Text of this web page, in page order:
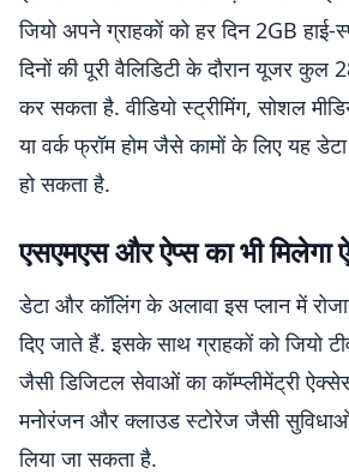
जियो अपने ग्राहकों को हर दिन 2GB हाई-
दिनों की पूरी वैलिडिटी के दौरान यूजर कुल
कर सकता है. वीडियो स्ट्रीमिंग, सोशल
या वर्क फ्रॉम होम जैसे कामों के लिए यह डेटा
हो सकता है.
एसएमएस और ऐप्स का भी मिलेगा
डेटा और कॉलिंग के अलावा इस प्लान में
दिए जाते हैं. इसके साथ ग्राहकों को जियो
जैसी डिजिटल सेवाओं का कॉम्प्लीमेंट्री
मनोरंजन और क्लाउड स्टोरेज जैसी
लिया जा सकता है.